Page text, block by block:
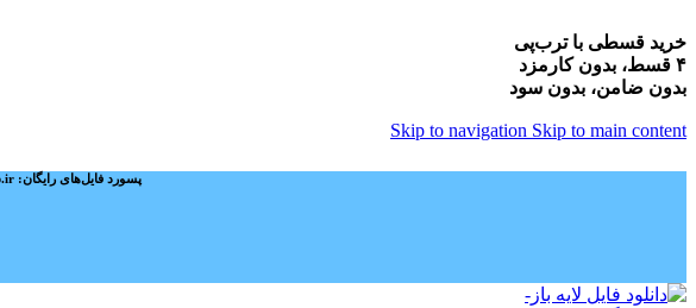
خرید قسطی با ترب‌پی
۴ قسط، بدون کارمزد
بدون ضامن، بدون سود
Skip to navigation Skip to main content
پسورد فایل‌های رایگان: mypsdshop.ir - پشتیبانی: arshiya_ag@yahoo.com